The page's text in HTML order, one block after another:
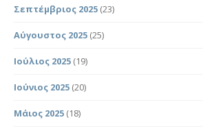
Σεπτέμβριος 2025 (23)
Αύγουστος 2025 (25)
Ιούλιος 2025 (19)
Ιούνιος 2025 (20)
Μάιος 2025 (18)